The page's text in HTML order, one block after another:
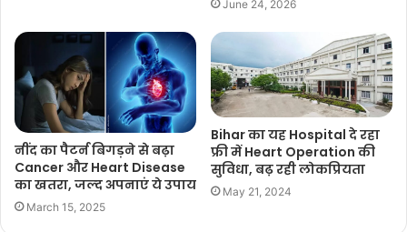
June 24, 2026
नींद का पैटर्न बिगड़ने से बढ़ा
Cancer और Heart Disease
का खतरा, जल्‍द अपनाएं ये उपाय
March 15, 2025
Bihar का यह Hospital दे रहा
फ्री में Heart Operation की
सुविधा, बढ़ रही लोकप्रियता
May 21, 2024